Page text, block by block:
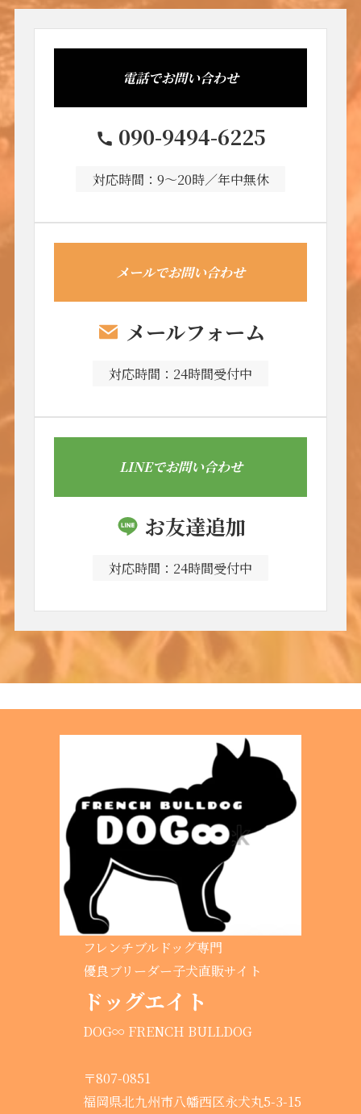
電話でお問い合わせ
090-9494-6225
対応時間：9～20時／年中無休
メールでお問い合わせ
メールフォーム
対応時間：24時間受付中
LINEでお問い合わせ
お友達追加
対応時間：24時間受付中
フレンチブルドッグ専門
優良ブリーダー子犬直販サイト
ドッグエイト
DOG∞ FRENCH BULLDOG
〒807-0851
福岡県北九州市八幡西区永犬丸5-3-15